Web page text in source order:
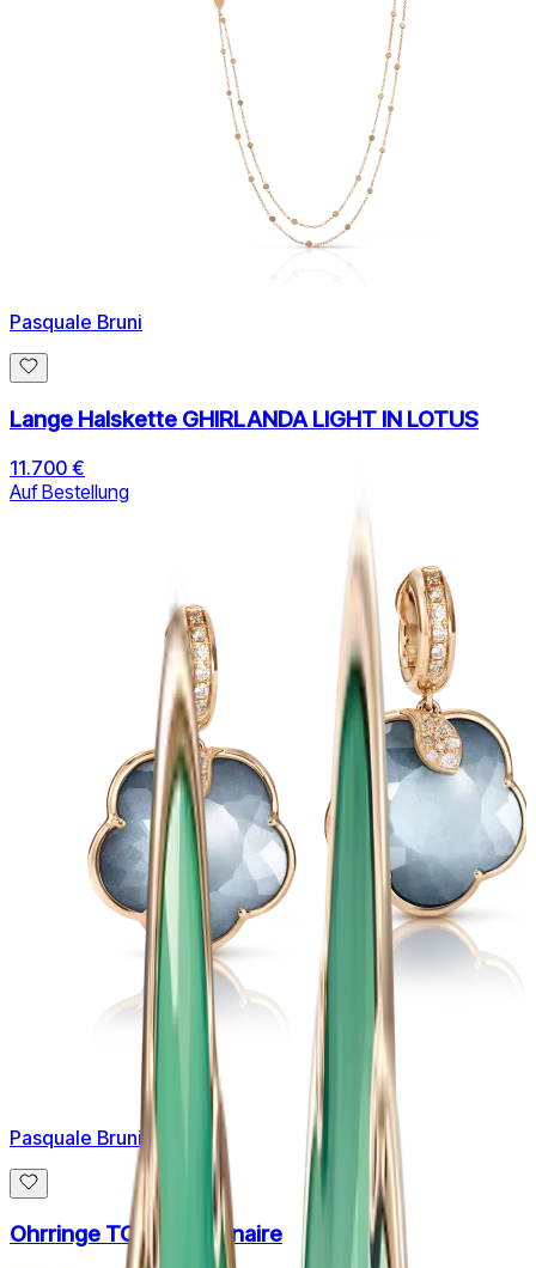
Pasquale Bruni
Lange Halskette GHIRLANDA LIGHT IN LOTUS
11.700 €
Auf Bestellung
Pasquale Bruni
Ohrringe TON JOLI Lunaire